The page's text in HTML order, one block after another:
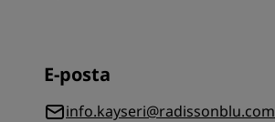
E-posta
info.kayseri@radissonblu.com